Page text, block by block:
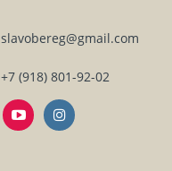
slavobereg@gmail.com
+7 (918) 801-92-02